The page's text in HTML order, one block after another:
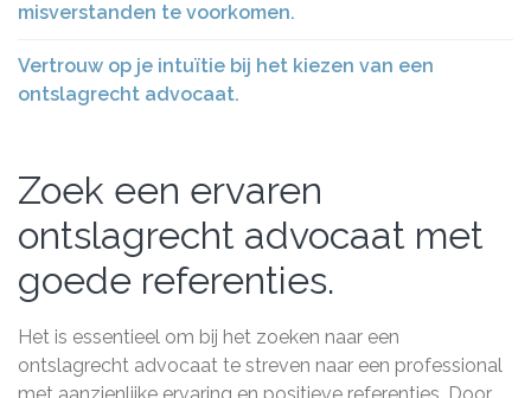
misverstanden te voorkomen.
Vertrouw op je intuïtie bij het kiezen van een
ontslagrecht advocaat.
Zoek een ervaren
ontslagrecht advocaat met
goede referenties.
Het is essentieel om bij het zoeken naar een
ontslagrecht advocaat te streven naar een professional